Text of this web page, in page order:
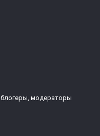
модераторы